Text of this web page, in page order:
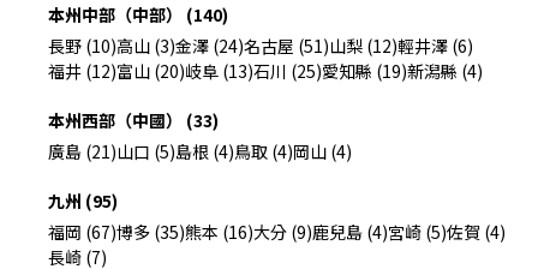
本州中部（中部） (140)
長野 (10)高山 (3)金澤 (24)名古屋 (51)山梨 (12)輕井澤 (6)
福井 (12)富山 (20)岐阜 (13)石川 (25)愛知縣 (19)新潟縣 (4)
本州西部（中國） (33)
廣島 (21)山口 (5)島根 (4)鳥取 (4)岡山 (4)
九州 (95)
福岡 (67)博多 (35)熊本 (16)大分 (9)鹿兒島 (4)宮崎 (5)佐賀 (4)
長崎 (7)